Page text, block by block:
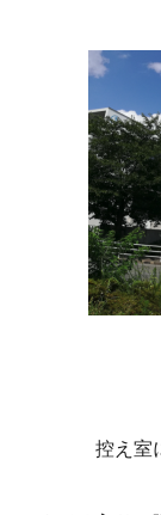
控え室